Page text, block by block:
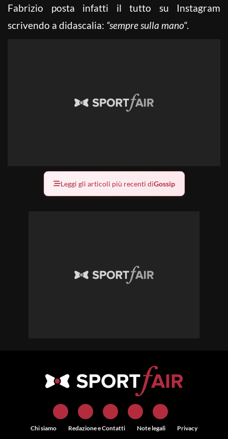
Fabrizio posta infatti il tutto su Instagram
scrivendo a didascalia: “sempre sulla mano“.
Leggi gli articoli più recenti diGossip
Chi siamo Redazione e Contatti Note legali Privacy